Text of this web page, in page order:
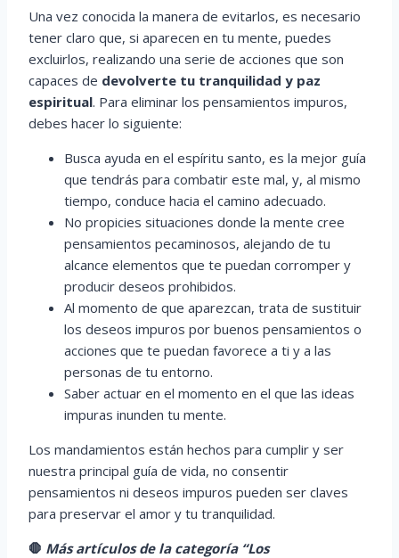
Una vez conocida la manera de evitarlos, es necesario
tener claro que, si aparecen en tu mente, puedes
excluirlos, realizando una serie de acciones que son
capaces de devolverte tu tranquilidad y paz
espiritual. Para eliminar los pensamientos impuros,
debes hacer lo siguiente:
Busca ayuda en el espíritu santo, es la mejor guía
que tendrás para combatir este mal, y, al mismo
tiempo, conduce hacia el camino adecuado.
No propicies situaciones donde la mente cree
pensamientos pecaminosos, alejando de tu
alcance elementos que te puedan corromper y
producir deseos prohibidos.
Al momento de que aparezcan, trata de sustituir
los deseos impuros por buenos pensamientos o
acciones que te puedan favorece a ti y a las
personas de tu entorno.
Saber actuar en el momento en el que las ideas
impuras inunden tu mente.
Los mandamientos están hechos para cumplir y ser
nuestra principal guía de vida, no consentir
pensamientos ni deseos impuros pueden ser claves
para preservar el amor y tu tranquilidad.
🛑 Más artículos de la categoría “Los